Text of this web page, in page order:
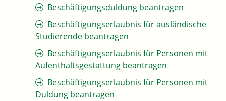
Beschäftigungsduldung beantragen
Beschäftigungserlaubnis für ausländische
Studierende beantragen
Beschäftigungserlaubnis für Personen mit
Aufenthaltsgestattung beantragen
Beschäftigungserlaubnis für Personen mit
Duldung beantragen